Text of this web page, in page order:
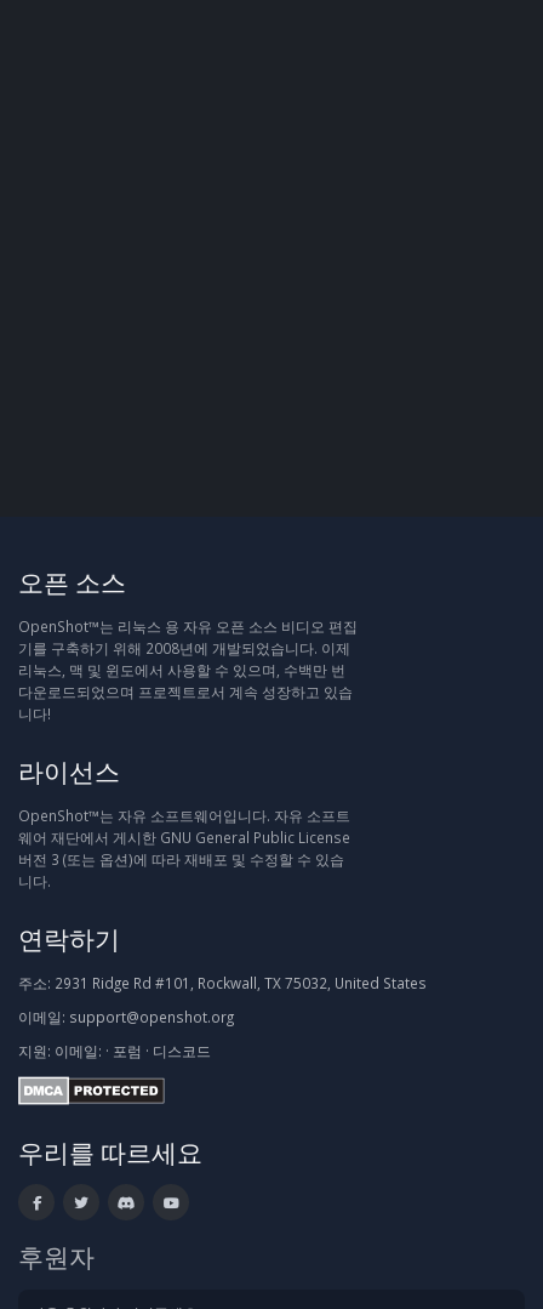
오픈 소스
OpenShot™는 리눅스 용 자유 오픈 소스 비디오 편집
기를 구축하기 위해 2008년에 개발되었습니다. 이제
리눅스, 맥 및 윈도에서 사용할 수 있으며, 수백만 번
다운로드되었으며 프로젝트로서 계속 성장하고 있습
니다!
라이선스
OpenShot™는 자유 소프트웨어입니다. 자유 소프트
웨어 재단에서 게시한 GNU General Public License
버전 3 (또는 옵션)에 따라 재배포 및 수정할 수 있습
니다.
연락하기
주소: 2931 Ridge Rd #101, Rockwall, TX 75032, United States
이메일: support@openshot.org
지원: 이메일: · 포럼 · 디스코드
우리를 따르세요
후원자